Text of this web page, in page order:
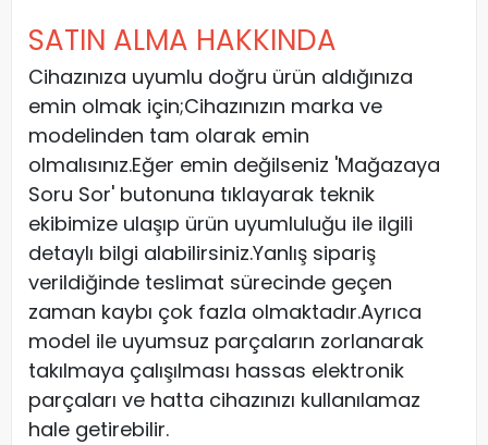
SATIN ALMA HAKKINDA
Cihazınıza uyumlu doğru ürün aldığınıza
emin olmak için;Cihazınızın marka ve
modelinden tam olarak emin
olmalısınız.Eğer emin değilseniz 'Mağazaya
Soru Sor' butonuna tıklayarak teknik
ekibimize ulaşıp ürün uyumluluğu ile ilgili
detaylı bilgi alabilirsiniz.Yanlış sipariş
verildiğinde teslimat sürecinde geçen
zaman kaybı çok fazla olmaktadır.Ayrıca
model ile uyumsuz parçaların zorlanarak
takılmaya çalışılması hassas elektronik
parçaları ve hatta cihazınızı kullanılamaz
hale getirebilir.